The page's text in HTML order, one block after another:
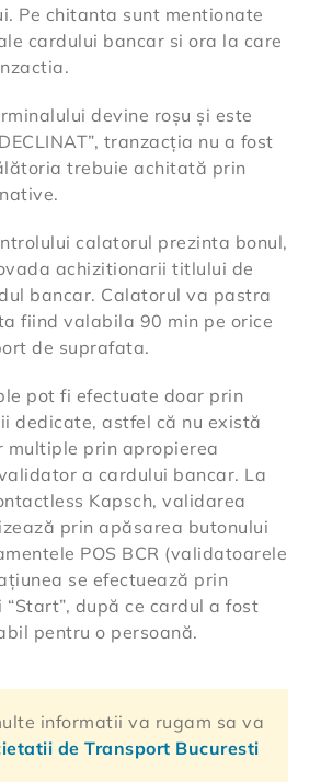
Pe chitanta sunt mentionate
cardului bancar si ora la care
devine roșu și este
tranzacția nu a fost
trebuie achitată prin
calatorul prezinta bonul,
achizitionarii titlului de
bancar. Calatorul va pastra
fiind valabila 90 min pe orice
de suprafata.
pot fi efectuate doar prin
dedicate, astfel că nu există
multiple prin apropierea
a cardului bancar. La
Kapsch, validarea
prin apăsarea butonului
POS BCR (validatoarele
se efectuează prin
după ce cardul a fost
pentru o persoană.
informatii va rugam sa va
de Transport Bucuresti